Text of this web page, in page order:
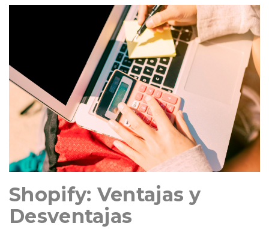
Shopify: Ventajas y
Desventajas